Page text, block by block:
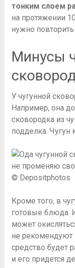
тонким слоем
на протяжении
нужно
Минусы
У чугунной
Например, она
сковородка из
подделка. Чугун
© Depositphotos
Кроме того, в
готовые блюда.
может
не
средство будет
и его придется